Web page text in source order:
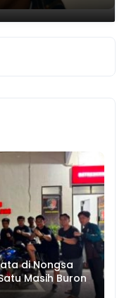
di Nongsa
Masih Buron